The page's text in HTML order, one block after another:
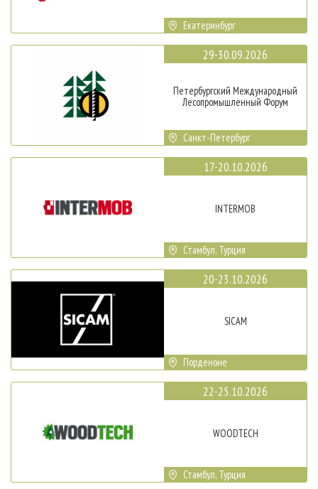
Екатеринбург
29-30.09.2026
Петербургский Международный
Лесопромышленный Форум
Санкт-Петербург
17-20.10.2026
INTERMOB
Стамбул, Турция
20-23.10.2026
SICAM
Порденоне
22-25.10.2026
WOODTECH
Стамбул, Турция